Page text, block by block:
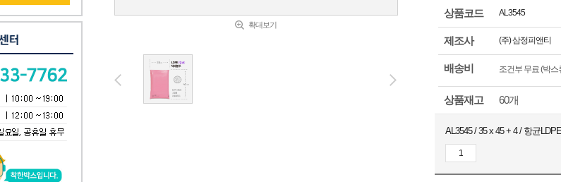
확대보기
상품코드 AL3545
제조사 (주) 삼정피앤티
배송비 조건부 무료 (박
상품재고 60개